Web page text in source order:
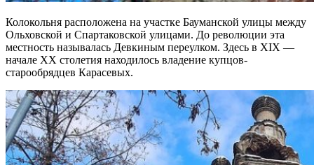
Колокольня расположена на участке Бауманской улицы между
Ольховской и Спартаковской улицами. До революции эта
местность называлась Девкиным переулком. Здесь в XIX —
начале ХХ столетия находилось владение купцов-
старообрядцев Карасевых.